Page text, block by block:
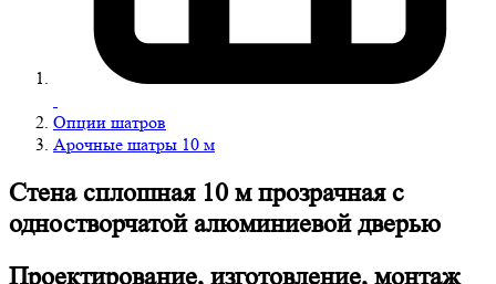
Опции шатров
Арочные шатры 10 м
Стена сплошная 10 м прозрачная с
одностворчатой алюминиевой дверью
Проектирование, изготовление, монтаж